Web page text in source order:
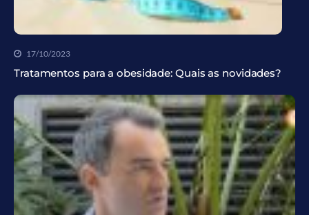
17/10/2023
Tratamentos para a obesidade: Quais as novidades?